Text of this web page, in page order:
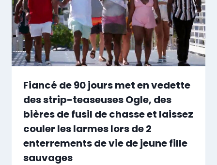
Fiancé de 90 jours met en vedette
des strip-teaseuses Ogle, des
bières de fusil de chasse et laissez
couler les larmes lors de 2
enterrements de vie de jeune fille
sauvages